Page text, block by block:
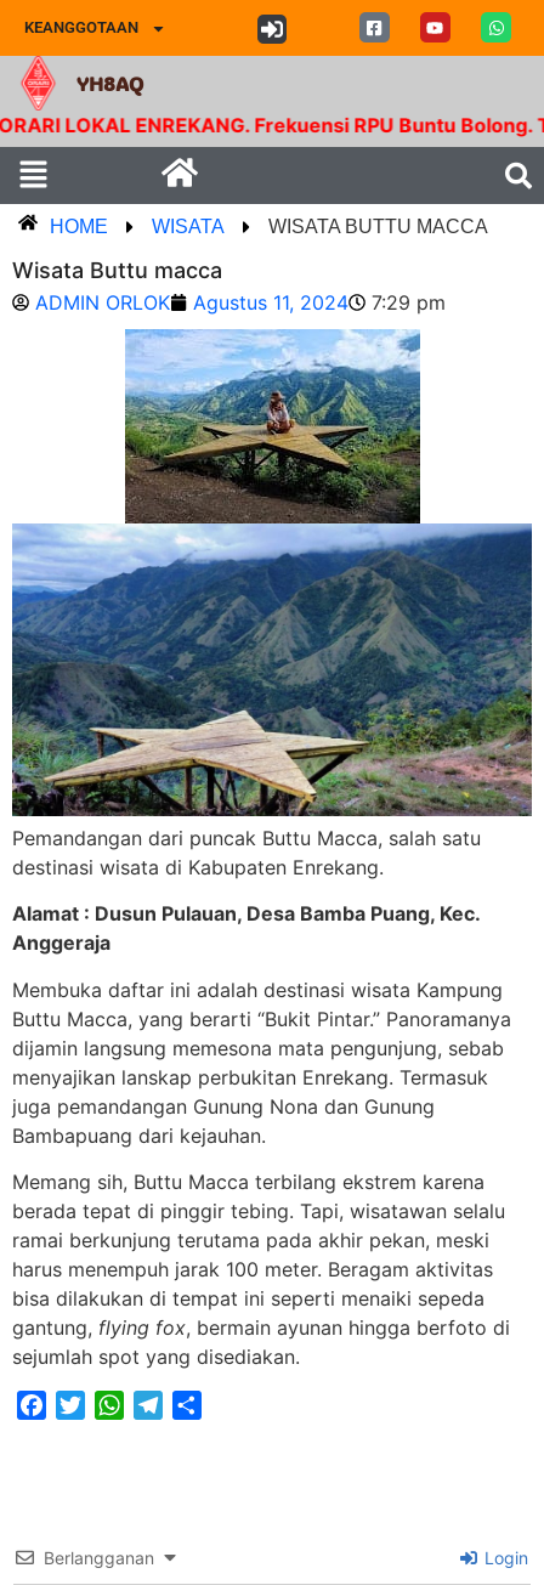
KEANGGOTAAN
YH8AQ
LOKAL ENREKANG. Frekuensi RPU Buntu Bolong.
HOME WISATA WISATA BUTTU MACCA
Wisata Buttu macca
ADMIN ORLOK Agustus 11, 2024 7:29 pm
Pemandangan dari puncak Buttu Macca, salah satu
destinasi wisata di Kabupaten Enrekang.
Alamat : Dusun Pulauan, Desa Bamba Puang, Kec.
Anggeraja
Membuka daftar ini adalah destinasi wisata Kampung
Buttu Macca, yang berarti “Bukit Pintar.” Panoramanya
dijamin langsung memesona mata pengunjung, sebab
menyajikan lanskap perbukitan Enrekang. Termasuk
juga pemandangan Gunung Nona dan Gunung
Bambapuang dari kejauhan.
Memang sih, Buttu Macca terbilang ekstrem karena
berada tepat di pinggir tebing. Tapi, wisatawan selalu
ramai berkunjung terutama pada akhir pekan, meski
harus menempuh jarak 100 meter. Beragam aktivitas
bisa dilakukan di tempat ini seperti menaiki sepeda
gantung, flying fox, bermain ayunan hingga berfoto di
sejumlah spot yang disediakan.
FacebookTwitterWhatsAppTelegram
Berlangganan Login